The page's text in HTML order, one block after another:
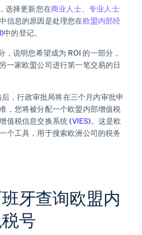
选择更新您在商业人士、专业人士
信息的原因是处理您在欧盟内部经
中的登记。
，说明您希望成为 ROI 的一部分，
一家欧盟公司进行第一笔交易的日
，行政审批局将在三个月内审批申
，您将被分配一个欧盟内部增值税
值税信息交换系统 (VIES)。这是欧
个工具，用于搜索欧洲公司的税务
牙查询欧盟内
号